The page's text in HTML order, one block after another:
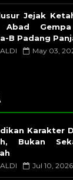
Jejak
Abad
B Padang
May 03,
Karakter
Bukan
Jul 10, 2026